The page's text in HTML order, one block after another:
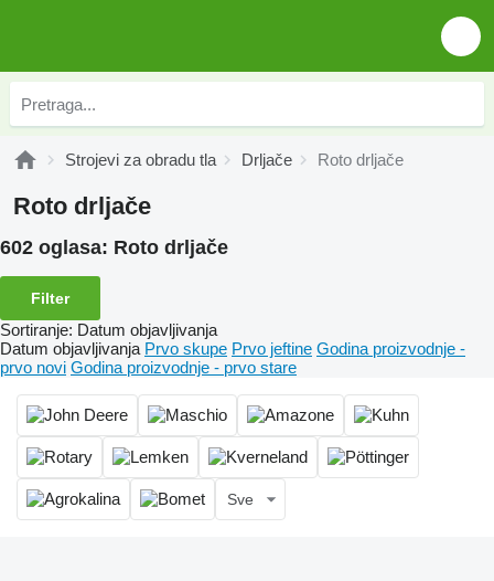
Strojevi za obradu tla Drljače Roto drljače
Roto drljače
602 oglasa: Roto drljače
Filter
Sortiranje: Datum objavljivanja
Datum objavljivanja Prvo skupe Prvo jeftine Godina proizvodnje -
prvo novi Godina proizvodnje - prvo stare
Sve